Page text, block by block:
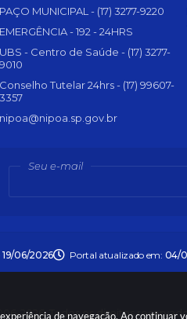
de navegação. Ao continuar
PAÇO MUNICIPAL - (17) 3277-9220
EMERGÊNCIA - 192 - 24HRS
UBS - Centro de Saúde - (17) 3277-
9010
Conselho Tutelar 24hrs - (17) 99607-
3357
nipoa@nipoa.sp.gov.br
Seu e-mail
19/06/2026 Portal atualizado em: 04/
2026. Todos os direitos